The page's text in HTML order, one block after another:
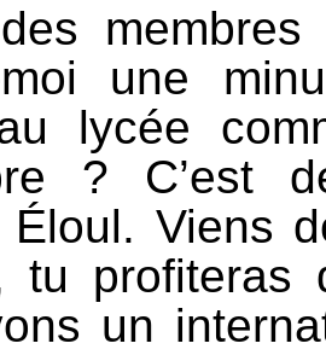
moi une
lycée
? C’est
Éloul. Viens
tu profiteras
un